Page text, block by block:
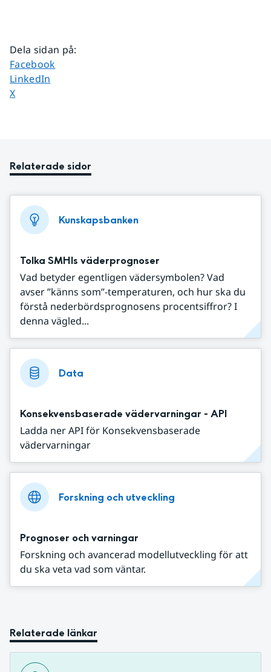
Dela sidan på:
Dela sidan på
Facebook
Dela sidan på
LinkedIn
Dela sidan på
X
Relaterade sidor
Kunskapsbanken
Tolka SMHIs väderprognoser
Vad betyder egentligen vädersymbolen? Vad
avser ”känns som”-temperaturen, och hur ska du
förstå nederbördsprognosens procentsiffror? I
denna vägled...
Data
Konsekvensbaserade vädervarningar - API
Ladda ner API för Konsekvensbaserade
vädervarningar
Forskning och utveckling
Prognoser och varningar
Forskning och avancerad modellutveckling för att
du ska veta vad som väntar.
Relaterade länkar